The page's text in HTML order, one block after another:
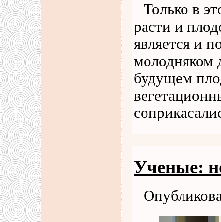
Только в
расти и
является и
молодняком
будущем
Ученые: